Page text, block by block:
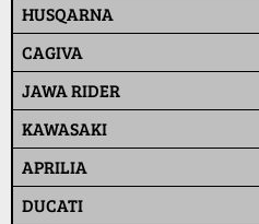
HUSQARNA
CAGIVA
JAWA RIDER
KAWASAKI
APRILIA
DUCATI